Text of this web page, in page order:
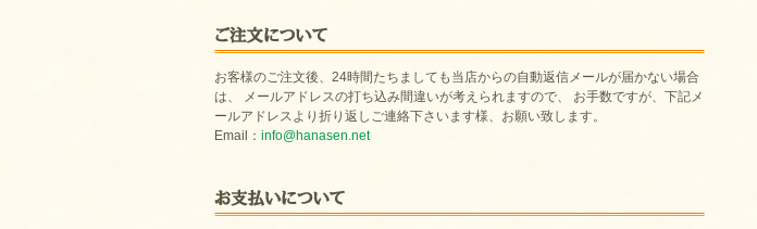
お客様のご注文後、24時間たちましても当店からの自動返信メールが届かない場合
は、 メールアドレスの打ち込み間違いが考えられますので、 お手数ですが、下記メ
ールアドレスより折り返しご連絡下さいます様、お願い致します。
Email： info@hanasen.net